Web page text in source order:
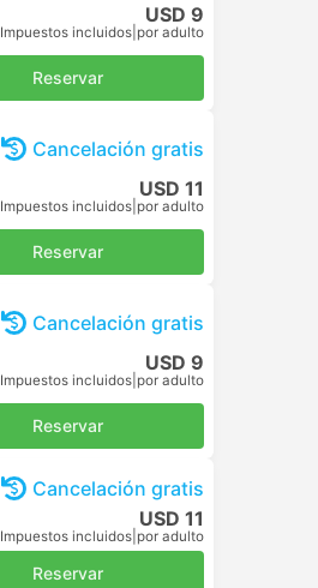
USD 9
Impuestos incluidos por adulto
Reservar
Cancelación gratis
USD 11
Impuestos incluidos por adulto
Reservar
Cancelación gratis
USD 9
Impuestos incluidos por adulto
Reservar
Cancelación gratis
USD 11
Impuestos incluidos por adulto
Reservar